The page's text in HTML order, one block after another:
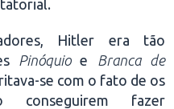
Hitler era tão
Pinóquioe Branca de
se com o fato de os
conseguirem fazer